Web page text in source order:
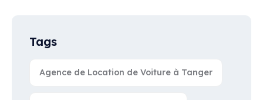
Tags
Agence de Location de Voiture à Tanger